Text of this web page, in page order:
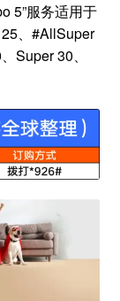
5”服务适用于
、#AllSuper
Super 30、